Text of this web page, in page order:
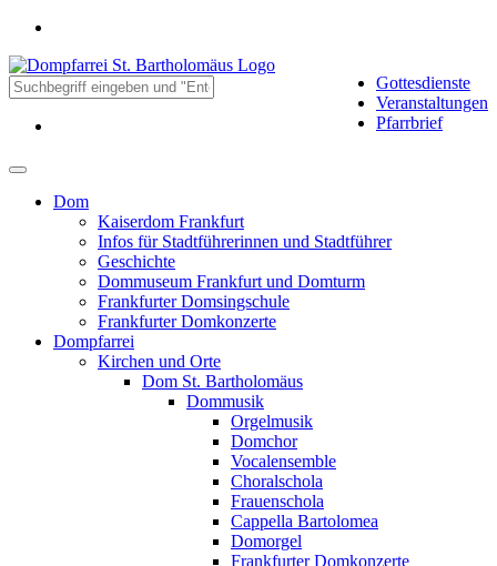
Gottesdienste
Veranstaltungen
Pfarrbrief
Dom
Kaiserdom Frankfurt
Infos für Stadtführerinnen und Stadtführer
Geschichte
Dommuseum Frankfurt und Domturm
Frankfurter Domsingschule
Frankfurter Domkonzerte
Dompfarrei
Kirchen und Orte
Dom St. Bartholomäus
Dommusik
Orgelmusik
Domchor
Vocalensemble
Choralschola
Frauenschola
Cappella Bartolomea
Domorgel
Frankfurter Domkonzerte